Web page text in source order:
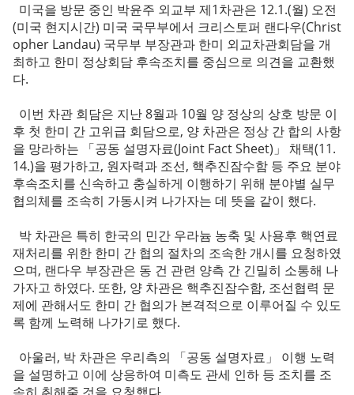
미국을 방문 중인 박윤주 외교부 제1차관은 12.1.(월) 오전
(미국 현지시간) 미국 국무부에서 크리스토퍼 랜다우(Christ
opher Landau) 국무부 부장관과 한미 외교차관회담을 개
최하고 한미 정상회담 후속조치를 중심으로 의견을 교환했
다.
이번 차관 회담은 지난 8월과 10월 양 정상의 상호 방문 이
후 첫 한미 간 고위급 회담으로, 양 차관은 정상 간 합의 사항
을 망라하는 「공동 설명자료(Joint Fact Sheet)」 채택(11.
14.)을 평가하고, 원자력과 조선, 핵추진잠수함 등 주요 분야
후속조치를 신속하고 충실하게 이행하기 위해 분야별 실무
협의체를 조속히 가동시켜 나가자는 데 뜻을 같이 했다.
박 차관은 특히 한국의 민간 우라늄 농축 및 사용후 핵연료
재처리를 위한 한미 간 협의 절차의 조속한 개시를 요청하였
으며, 랜다우 부장관은 동 건 관련 양측 간 긴밀히 소통해 나
가자고 하였다. 또한, 양 차관은 핵추진잠수함, 조선협력 문
제에 관해서도 한미 간 협의가 본격적으로 이루어질 수 있도
록 함께 노력해 나가기로 했다.
아울러, 박 차관은 우리측의 「공동 설명자료」 이행 노력
을 설명하고 이에 상응하여 미측도 관세 인하 등 조치를 조